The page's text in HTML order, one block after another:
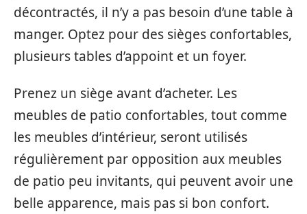
décontractés, il n’y a pas besoin d’une table à
manger. Optez pour des sièges confortables,
plusieurs tables d’appoint et un foyer.
Prenez un siège avant d’acheter. Les
meubles de patio confortables, tout comme
les meubles d’intérieur, seront utilisés
régulièrement par opposition aux meubles
de patio peu invitants, qui peuvent avoir une
belle apparence, mais pas si bon confort.